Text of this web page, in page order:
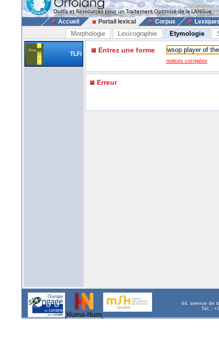
Accueil Portail lexical Corpus
Morphologie Lexicographie Etymologie
TLFi Entrez une forme
notices corrigées
Erreur
44, avenue de
Tél. :